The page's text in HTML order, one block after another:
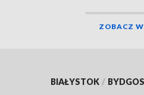
ZOBACZ
BIAŁYSTOK /